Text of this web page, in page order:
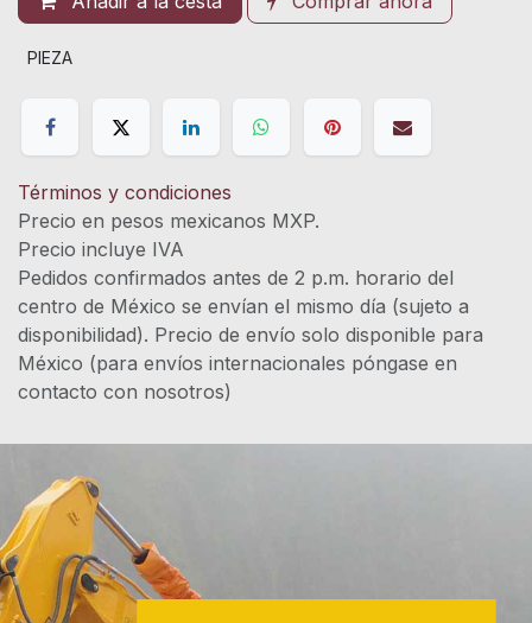
PIEZA
Términos y condiciones
Precio en pesos mexicanos MXP.
Precio incluye IVA
Pedidos confirmados antes de 2 p.m. horario del
centro de México se envían el mismo día (sujeto a
disponibilidad). Precio de envío solo disponible para
México (para envíos internacionales póngase en
contacto con nosotros)